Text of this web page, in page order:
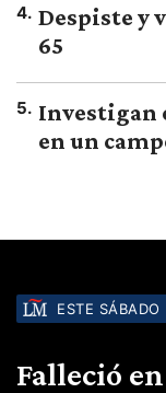
4. Despiste y
65
5. Investigan
en un
ESTE SÁBADO
Falleció